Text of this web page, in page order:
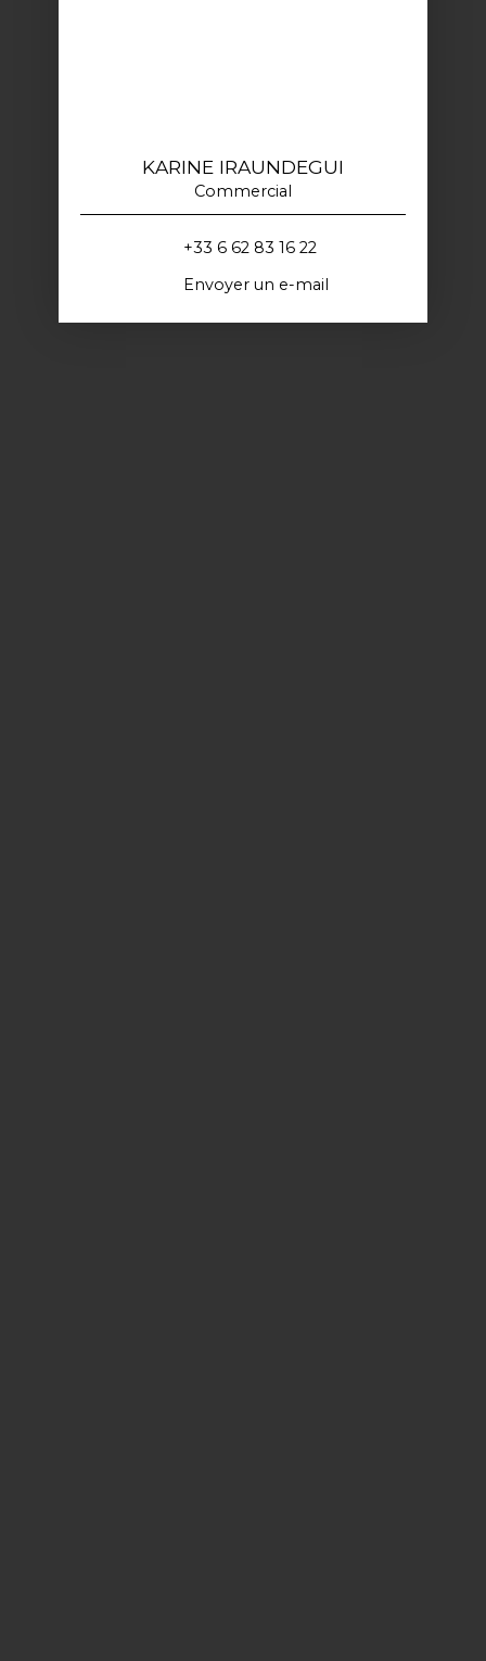
KARINE IRAUNDEGUI
Commercial
+33 6 62 83 16 22
Envoyer un e-mail